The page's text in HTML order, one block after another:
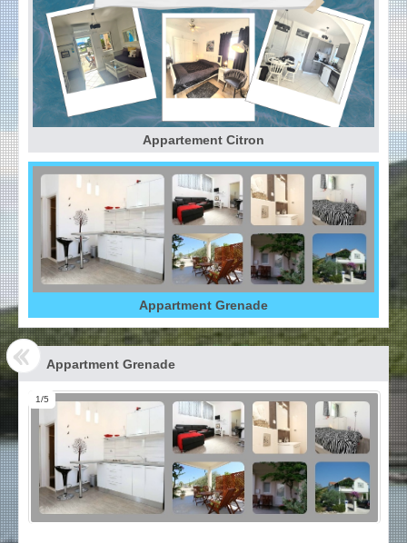
Appartement Citron
Appartment Grenade
Appartment Grenade
1/5